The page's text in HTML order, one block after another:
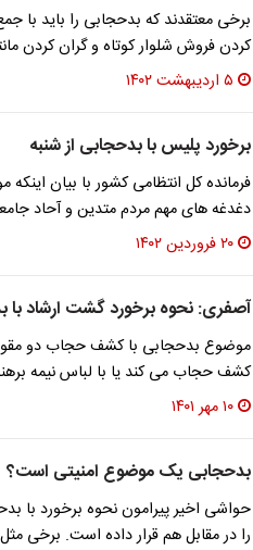
برخی معتقدند که بدحجابی را باید با
کردن فروش شلوار کوتاه و گران کردن
۵ اردیبهشت ۱۴۰۲
برخورد پلیس با بدحجابی از شنبه
فرمانده کل انتظامی کشور با بیان
دغدغه های مهم مردم متدین و آحاد
۲۰ فروردین ۱۴۰۲
آصفری: نحوه برخورد گشت ارشاد
موضوع بدحجابی با کشف حجاب دو
کشف حجاب می کند یا با لباس نیمه
۱۰ مهر ۱۴۰۱
بدحجابی یک موضوع امنیتی است؟
حواشی اخیر پیرامون نحوه برخورد با
را در مقابل هم قرار داده است. برخی